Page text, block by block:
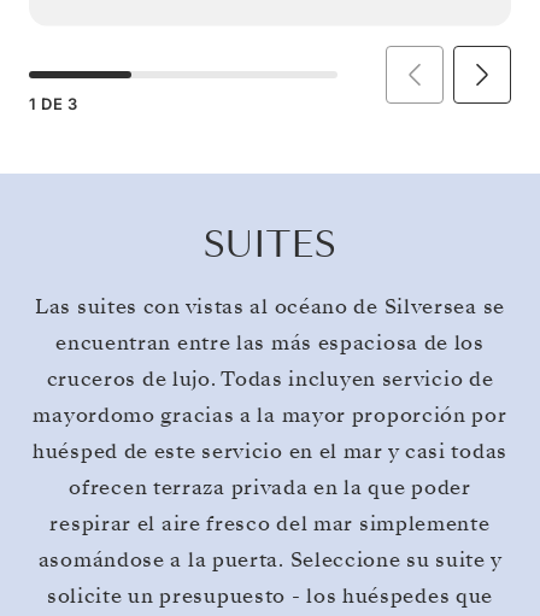
1 DE 3
SUITES
Las suites con vistas al océano de Silversea se
encuentran entre las más espaciosa de los
cruceros de lujo. Todas incluyen servicio de
mayordomo gracias a la mayor proporción por
huésped de este servicio en el mar y casi todas
ofrecen terraza privada en la que poder
respirar el aire fresco del mar simplemente
asomándose a la puerta. Seleccione su suite y
solicite un presupuesto - los huéspedes que